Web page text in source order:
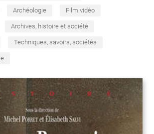
Archéologie Film vidéo
Archives, histoire et société
Techniques, savoirs, sociétés